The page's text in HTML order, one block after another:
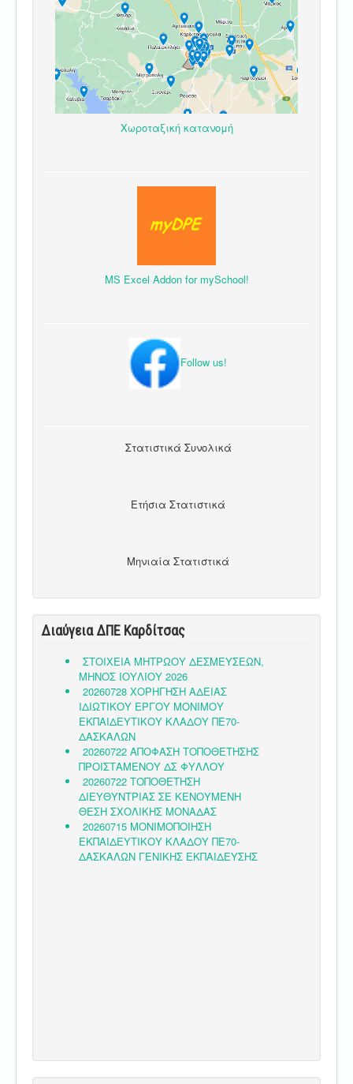
Χωροταξική κατανομή
MS Excel Addon for mySchool!
Follow us!
Στατιστικά Συνολικά
Ετήσια Στατιστικά
Μηνιαία Στατιστικά
Διαύγεια ΔΠΕ Καρδίτσας